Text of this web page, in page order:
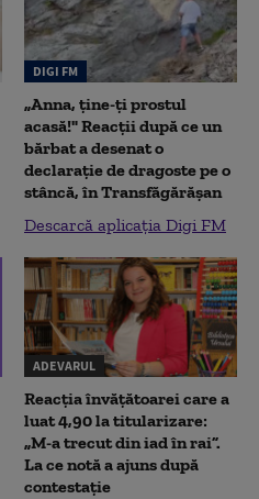
DIGI FM
„Anna, ţine-ţi prostul
acasă!" Reacţii după ce un
bărbat a desenat o
declaraţie de dragoste pe o
stâncă, în Transfăgărăşan
Descarcă aplicația Digi FM
ADEVARUL
Reacția învățătoarei care a
luat 4,90 la titularizare:
„M-a trecut din iad în rai”.
La ce notă a ajuns după
contestație